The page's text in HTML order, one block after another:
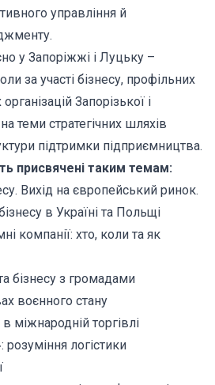
управління й
у Запоріжжі і Луцьку –
за участі бізнесу, профільних
Запорізької і
теми стратегічних шляхів
підтримки підприємництва.
присвячені таким темам:
Вихід на європейський ринок.
в Україні та Польщі
компанії: хто, коли та як
бізнесу з громадами
воєнного стану
міжнародній торгівлі
логістики